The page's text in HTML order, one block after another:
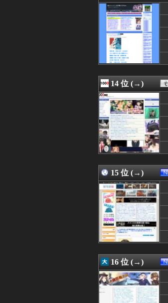
08/07 02:37
08/07 02:34
08/07 02:34
08/07 02:34
08/07 02:34
08/07 02:32
08/07 02:30
08/07 02:30
08/07 02:25
08/07 02:18
08/07 02:18
08/07 02:18
08/07 02:17
08/07 02:15
08/07 02:15
08/07 02:15
08/07 02:13
08/07 02:12
08/07 02:12
14 位 (→)
15 位 (→)
16 位 (→)